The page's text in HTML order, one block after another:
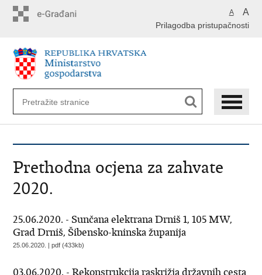
A A
Prilagodba pristupačnosti
Prethodna ocjena za zahvate
2020.
25.06.2020. - Sunčana elektrana Drniš 1, 105 MW,
Grad Drniš, Šibensko-kninska županija
25.06.2020. | pdf (433kb)
03.06.2020. - Rekonstrukcija raskrižja državnih cesta